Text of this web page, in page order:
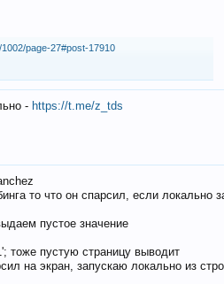
page-27#post-17910
- https://t.me/z_tds
то что он спарсил, если
пустое значение
тоже пустую страницу выводит
на экран, запускаю локально из